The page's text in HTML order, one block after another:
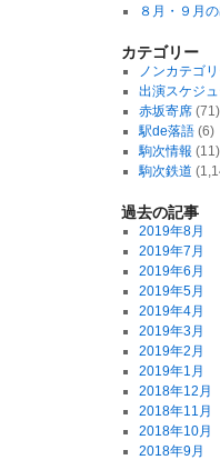
８月・９月
カテゴリー
ノンカテゴ
出演スケジ
赤坂寄席(71)
駅de落語(6)
駒次情報 (11)
駒次鉄道
過去の記事
2019年8月
2019年7月
2019年6月
2019年5月
2019年4月
2019年3月
2019年2月
2019年1月
2018年12月
2018年11月
2018年10月
2018年9月